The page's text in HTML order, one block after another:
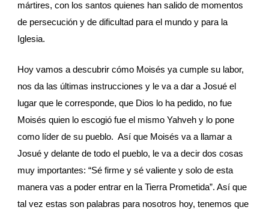
mártires, con los santos quienes han salido de momentos
de persecución y de dificultad para el mundo y para la
Iglesia.
Hoy vamos a descubrir cómo Moisés ya cumple su labor,
nos da las últimas instrucciones y le va a dar a Josué el
lugar que le corresponde, que Dios lo ha pedido, no fue
Moisés quien lo escogió fue el mismo Yahveh y lo pone
como líder de su pueblo.  Así que Moisés va a llamar a
Josué y delante de todo el pueblo, le va a decir dos cosas
muy importantes: “Sé firme y sé valiente y solo de esta
manera vas a poder entrar en la Tierra Prometida”. Así que
tal vez estas son palabras para nosotros hoy, tenemos que